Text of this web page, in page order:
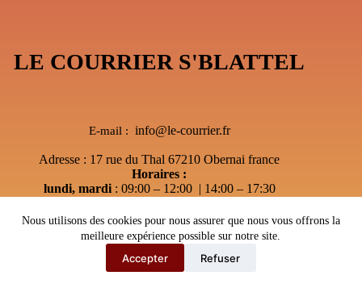
Nous utilisons des cookies pour nous assurer que nous vous offrons la
meilleure expérience possible sur notre site.
Accepter Refuser
LE COURRIER S'BLATTEL
E-mail : info@le-courrier.fr
Adresse : 17 rue du Thal 67210 Obernai france
Horaires :
lundi, mardi: 09:00 – 12:00 | 14:00 – 17:30
jeudi: Après-midi sur RDV Uniquement
vendredi :sur RDV Uniquement
Copyright © 2026 - Le courrier S'Blattel